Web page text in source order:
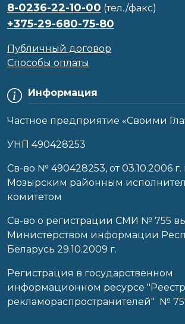
Информация
Частное предприятие «Своими
УНП 490428253
Cв-во № 490428253, от 03.10.2006
Мозырским районным
комитетом
Св-во о регистрации СМИ № 755
Министерством информации
Беларусь 29.10.2009 г.
Регистрация в государственном
информационном ресурсе "Реестр
рекламораспространителей" №
8-0236-22-10-00 (тел./факс)
+375-29-680-75-80
Публичный договор
Способы оплаты